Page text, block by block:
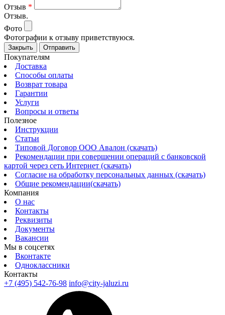
Отзыв *
Отзыв.
Фото
Фотографии к отзыву приветствуюся.
Закрыть Отправить
Покупателям
Доставка
Способы оплаты
Возврат товара
Гарантии
Услуги
Вопросы и ответы
Полезное
Инструкции
Статьи
Типовой Договор ООО Авалон (скачать)
Рекомендации при совершении операций с банковской
картой через сеть Интернет (скачать)
Согласие на обработку персональных данных (скачать)
Общие рекомендации(скачать)
Компания
О нас
Контакты
Реквизиты
Документы
Вакансии
Мы в соцсетях
Вконтакте
Одноклассники
Контакты
+7 (495) 542-76-98 info@city-jaluzi.ru